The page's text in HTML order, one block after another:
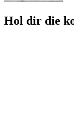
Hol dir die